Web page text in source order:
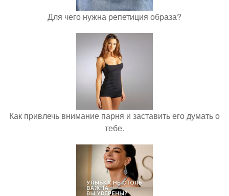
Для чего нужна репетиция образа?
Как привлечь внимание парня и заставить его думать о
тебе.